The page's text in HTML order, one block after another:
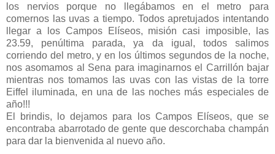
los nervios porque no llegábamos en el metro para
comernos las uvas a tiempo. Todos apretujados intentando
llegar a los Campos Elíseos, misión casi imposible, las
23.59, penúltima parada, ya da igual, todos salimos
corriendo del metro, y en los últimos segundos de la noche,
nos asomamos al Sena para imaginarnos el Carrillón bajar
mientras nos tomamos las uvas con las vistas de la torre
Eiffel iluminada, en una de las noches más especiales de
año!!!
El brindis, lo dejamos para los Campos Elíseos, que se
encontraba abarrotado de gente que descorchaba champán
para dar la bienvenida al nuevo año.